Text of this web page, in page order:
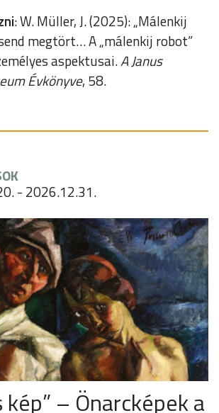
: W. Müller, J. (2025): „Málenkij
megtört… A „málenkij robot”
aspektusai.A Janus
Évkönyve, 58.
- 2026.12.31.
kép” – Önarcképek a